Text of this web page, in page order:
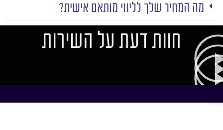
מה המחיר שלך לליווי מותאם אישית?
חוות דעת על השירות